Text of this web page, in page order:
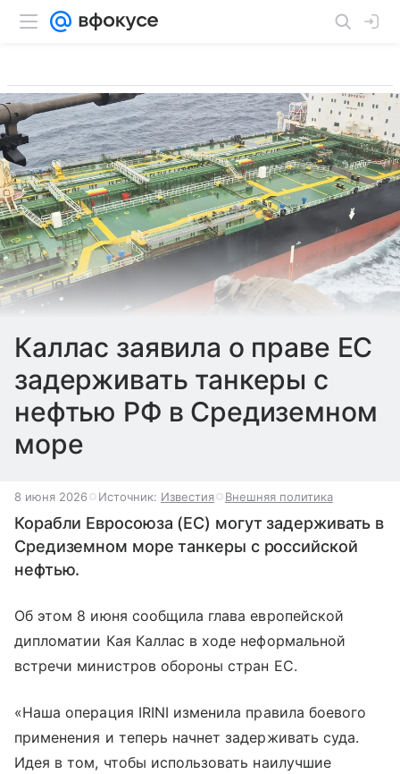
Каллас заявила о праве ЕС
задерживать танкеры с
нефтью РФ в Средиземном
море
8 июня 2026 Источник: Известия Внешняя политика
Корабли Евросоюза (ЕС) могут задерживать в
Средиземном море танкеры с российской
нефтью.
Об этом 8 июня сообщила глава европейской
дипломатии Кая Каллас в ходе неформальной
встречи министров обороны стран ЕС.
«Наша операция IRINI изменила правила боевого
применения и теперь начнет задерживать суда.
Идея в том, чтобы использовать наилучшие